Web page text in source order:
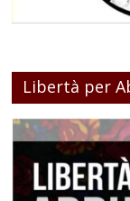
Libertà per